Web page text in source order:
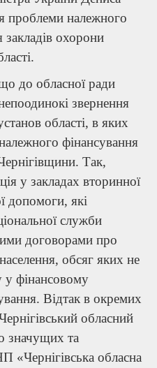
належного
закладів охорони
до обласної ради
звернення
області, в яких
фінансування
Так,
у закладах вторинної
допомоги, які
служби
договорами про
обсяг яких не
у фінансовому
Відтак в окремих
обласний
значущих та
«Чернігівська обласна